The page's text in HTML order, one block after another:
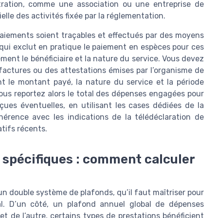
comme une association ou une entreprise de
des activités fixée par la réglementation.
soient traçables et effectués par des moyens
exclut en pratique le paiement en espèces pour ces
le bénéficiaire et la nature du service. Vous devez
ou des attestations émises par l’organisme de
le montant payé, la nature du service et la période
reportez alors le total des dépenses engagées pour
éventuelles, en utilisant les cases dédiées de la
avec les indications de la télédéclaration de
récents.
: comment calculer
double système de plafonds, qu’il faut maîtriser pour
D’un côté, un plafond annuel global de dépenses
de l’autre, certains types de prestations bénéficient